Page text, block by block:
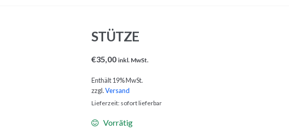
STÜTZE
€35,00 inkl. MwSt.
Enthält 19% MwSt.
zzgl.Versand
Lieferzeit: sofort lieferbar
Vorrätig